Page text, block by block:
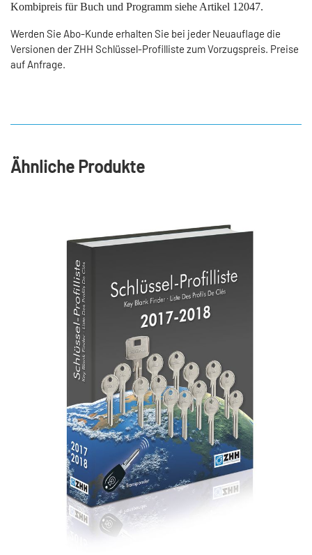
Kombipreis für Buch und Programm siehe Artikel 12047.
Werden Sie Abo-Kunde erhalten Sie bei jeder Neuauflage die
Versionen der ZHH Schlüssel-Profilliste zum Vorzugspreis. Preise
auf Anfrage.
Ähnliche Produkte